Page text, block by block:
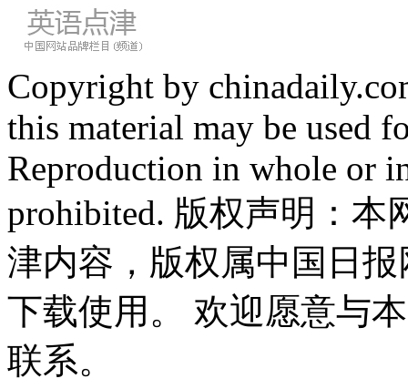
Copyright by
this material may be used
Reproduction in whole or
prohibited. 版权声明：
津内容，版权属中国日
下载使用。 欢迎愿意与
联系。